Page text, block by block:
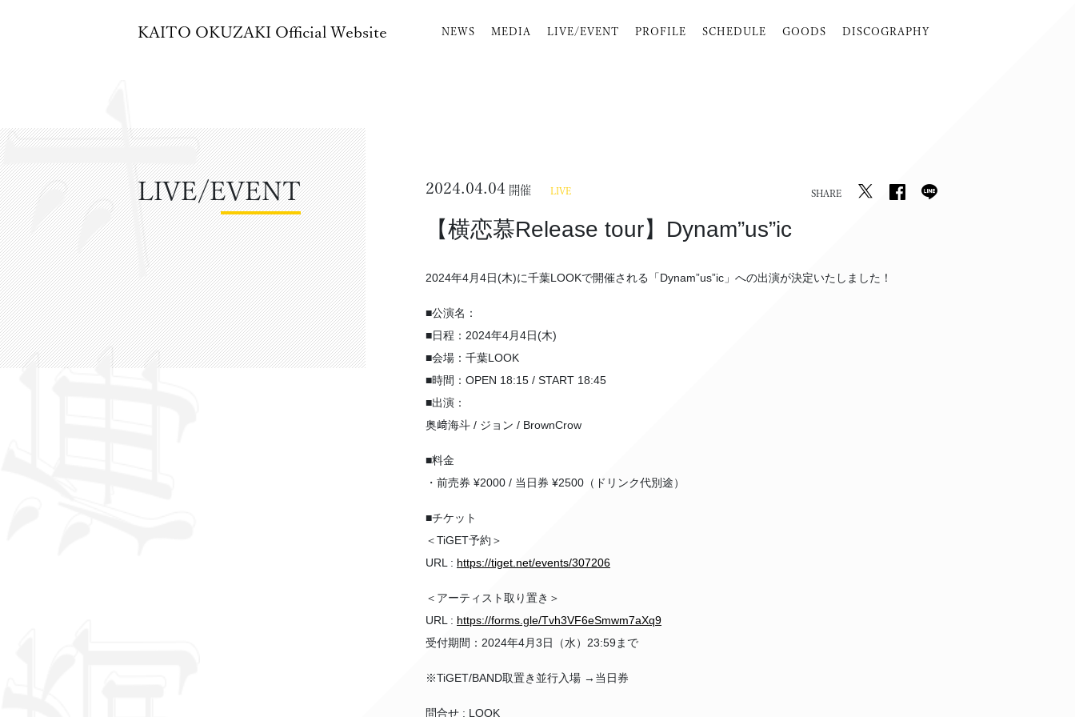
KAITO OKUZAKI Official Website NEWS MEDIA LIVE/EVENT PROFILE SCHEDULE GOODS DISCOGRAPHY
LIVE/EVENT 2024.04.04 開催 LIVE SHARE
【横恋慕Release tour】Dynam”us”ic
2024年4月4日(木)に千葉LOOKで開催される「Dynam”us”ic」への出演が決定いたしました！
■公演名：
■日程：2024年4月4日(木)
■会場：千葉LOOK
■時間：OPEN 18:15 / START 18:45
■出演：
奥﨑海斗 / ジョン / BrownCrow
■料金
・前売券 ¥2000 / 当日券 ¥2500（ドリンク代別途）
■チケット
＜TiGET予約＞
URL : https://tiget.net/events/307206
＜アーティスト取り置き＞
URL : https://forms.gle/Tvh3VF6eSmwm7aXq9
受付期間：2024年4月3日（水）23:59まで
※TiGET/BAND取置き並行入場 →当日券
問合せ : LOOK